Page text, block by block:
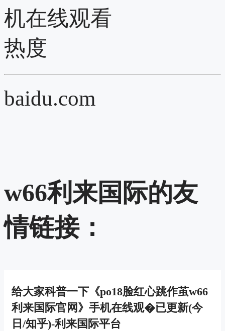
机在线观看
热度
baidu.com
w66利来国际的友
情链接：
给大家科普一下《po18脸红心跳作茧w66
利来国际官网》手机在线观�已更新(今
日/知乎)-利来国际平台